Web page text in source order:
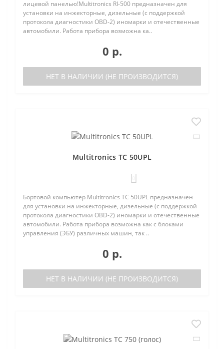
лицевой панелью!Multitronics RI-500 предназначен для
установки на инжекторные, дизельные (с поддержкой
протокола диагностики OBD-2) иномарки и отечественные
автомобили. Работа прибора возможна ка..
0 р.
НЕТ В НАЛИЧИИ (НЕ ПРОИЗВОДИТСЯ)
Multitronics TC 50UPL
Бортовой компьютер Multitronics TC 50UPL предназначен
для установки на инжекторные, дизельные (с поддержкой
протокола диагностики OBD-2) иномарки и отечественные
автомобили. Работа прибора возможна как с блоками
управления (ЭБУ) различных машин, так ..
0 р.
НЕТ В НАЛИЧИИ (НЕ ПРОИЗВОДИТСЯ)